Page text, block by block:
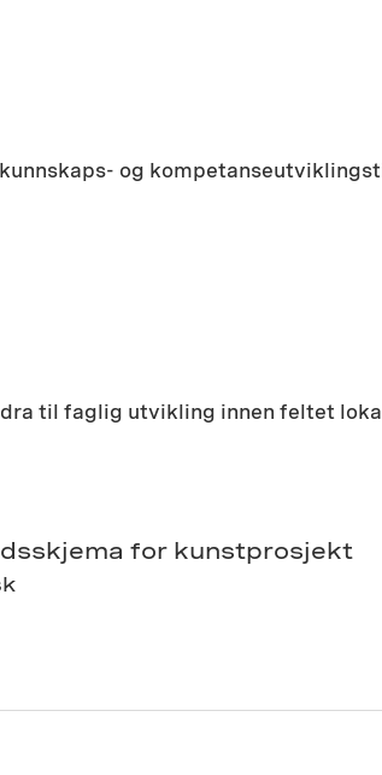
og
til faglig utvikling innen feltet
for kunstprosjekt